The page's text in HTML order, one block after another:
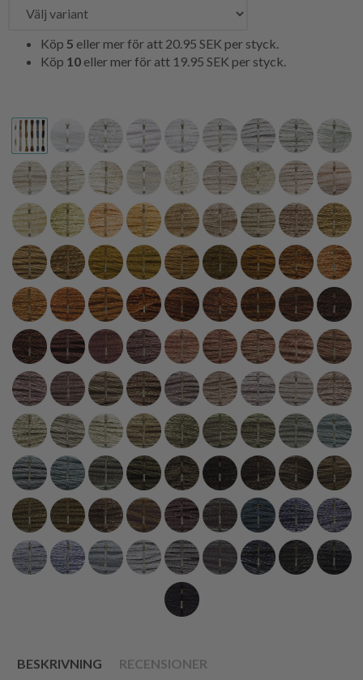
Köp 5 eller mer för att 20.95 SEK per styck.
Köp 10 eller mer för att 19.95 SEK per styck.
BESKRIVNING RECENSIONER